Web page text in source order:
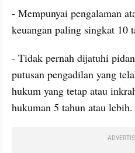
- Mempunyai pengalaman
keuangan paling singkat 10
- Tidak pernah dijatuhi
putusan pengadilan yang
hukum yang tetap atau
hukuman 5 tahun atau lebih.